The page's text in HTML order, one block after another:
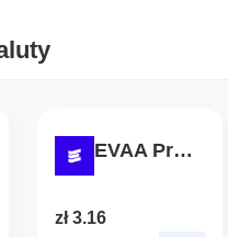
EVAA Protocol
zł 3.16